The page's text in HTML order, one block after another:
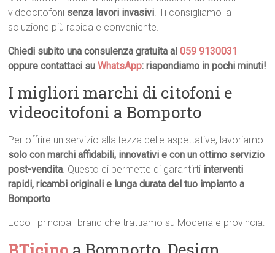
videocitofoni senza lavori invasivi. Ti consigliamo la
soluzione più rapida e conveniente.
Chiedi subito una consulenza gratuita al059 9130031
oppure contattaci suWhatsApp: rispondiamo in pochi minuti!
I migliori marchi di citofoni e
videocitofoni a Bomporto
Per offrire un servizio allaltezza delle aspettative, lavoriamo
solo con marchi affidabili, innovativi e con un ottimo servizio
post-vendita. Questo ci permette di garantirti interventi
rapidi, ricambi originali e lunga durata del tuo impianto a
Bomporto.
Ecco i principali brand che trattiamo su Modena e provincia: